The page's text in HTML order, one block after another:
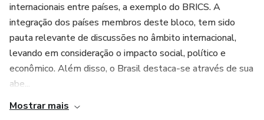
internacionais entre países, a exemplo do BRICS. A
integração dos países membros deste bloco, tem sido
pauta relevante de discussões no âmbito internacional,
levando em consideração o impacto social, político e
econômico. Além disso, o Brasil destaca-se através de sua
abe...
Mostrar mais